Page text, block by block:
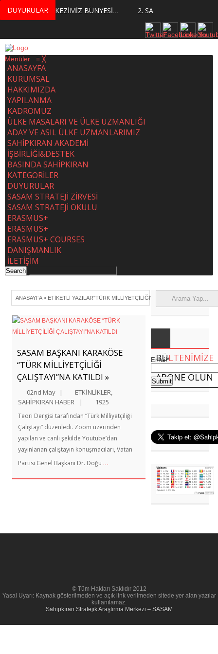
DUYURULAR MERKEZİMİZ BÜNYESİNDE YETİŞTİRİLMEK ÜZERE GÖNÜLLÜ ÜLKE MASASI UZMANI VE UZMAN ADAYLARI ARIYORUZ
Menüler ≡ ╳
ANASAYFA
KURUMSAL
HAKKIMIZDA
YAPILANMA
KADROMUZ
ÜLKE MASALARI VE ÜLKE UZMANLIĞI
ADAY VE ASIL ÜLKE UZMANLARIMIZ
SAHİPKIRAN AKADEMİ
İŞBİRLİĞİ&DESTEK
BASINDA SAHİPKIRAN
KATEGORİLER
DUYURULAR
SASAM STRATEJİ ZİRVESİ
SASAM STRATEJİ OKULU
ERASMUS+
ERASMUS+
ERASMUS+ COURSES
DANIŞMANLIK
İLETİŞİM
ANASAYFA» ETIKETLI YAZILAR"TÜRK MILLIYETÇILIĞI"
SASAM BAŞKANI KARAKÖSE
“TÜRK MİLLİYETÇİLİĞİ
ÇALIŞTAYI”NA KATILDI »
02nd May | ETKİNLİKLER,
SAHİPKIRAN HABER
| 1925
Teori Dergisi tarafından “Türk Milliyetçiliği
Çalıştayı” düzenledi. Zoom üzerinden
yapılan ve canlı şekilde Youtube’dan
yayınlanan çalıştayın konuşmacıları, Vatan
Partisi Genel Başkanı Dr. Doğu …
BÜLTENIMIZE
ABONE OLUN
Email*
© Tüm Hakları Saklıdır 2012
Yasal Uyarı: Kaynak gösterilmeden ve açık link verilmeden sitede yer alan yazılar
kullanılamaz.
Sahipkıran Stratejik Araştırma Merkezi – SASAM